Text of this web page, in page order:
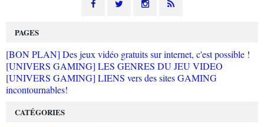
PAGES
[BON PLAN] Des jeux vidéo gratuits sur internet, c'est possible !
[UNIVERS GAMING] LES GENRES DU JEU VIDEO
[UNIVERS GAMING] LIENS vers des sites GAMING
incontournables!
CATÉGORIES